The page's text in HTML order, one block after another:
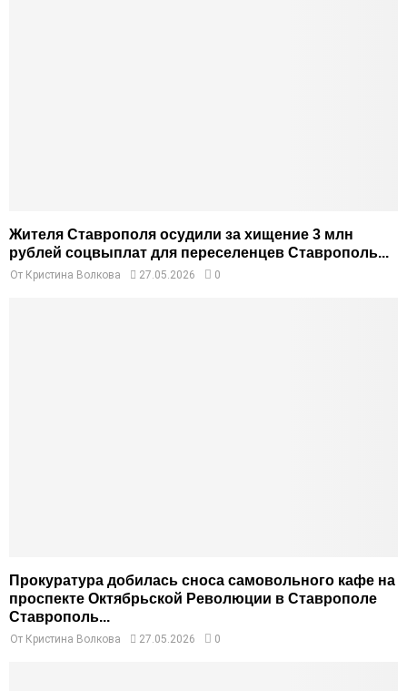
Жителя Ставрополя осудили за хищение 3 млн
рублей соцвыплат для переселенцев Ставрополь...
От Кристина Волкова 27.05.2026 0
Прокуратура добилась сноса самовольного кафе на
проспекте Октябрьской Революции в Ставрополе
Ставрополь...
От Кристина Волкова 27.05.2026 0